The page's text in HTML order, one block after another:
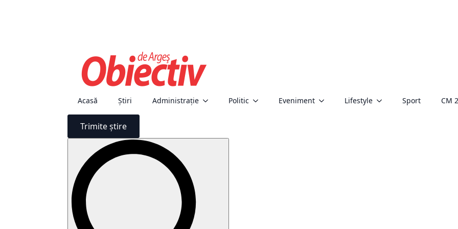
Acasă Știri Administraţie Politic Eveniment Lifestyle Sport CM
Trimite știre